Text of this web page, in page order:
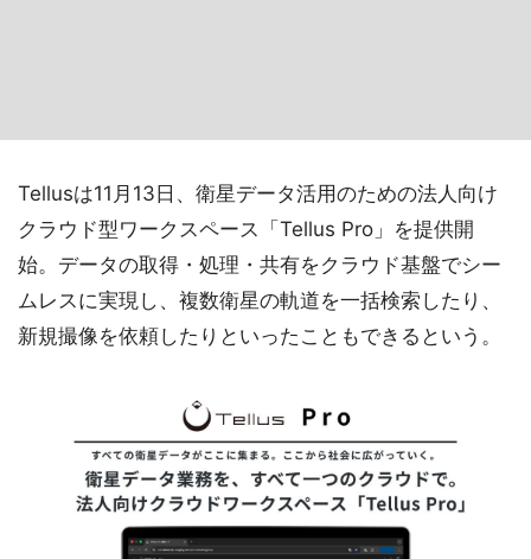
Tellusは11月13日、衛星データ活用のための法人向け
クラウド型ワークスペース「Tellus Pro」を提供開
始。データの取得・処理・共有をクラウド基盤でシー
ムレスに実現し、複数衛星の軌道を一括検索したり、
新規撮像を依頼したりといったこともできるという。